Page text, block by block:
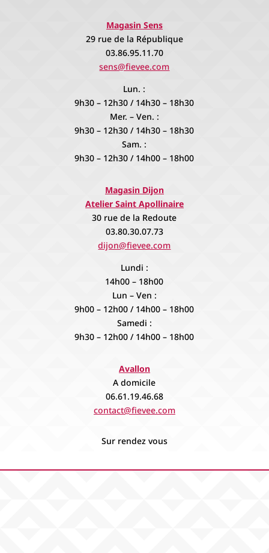
Magasin Sens
29 rue de la République
03.86.95.11.70
sens@fievee.com
Lun. :
9h30 – 12h30 / 14h30 – 18h30
Mer. – Ven. :
9h30 – 12h30 / 14h30 – 18h30
Sam. :
9h30 – 12h30 / 14h00 – 18h00
Magasin Dijon
Atelier Saint Apollinaire
30 rue de la Redoute
03.80.30.07.73
dijon@fievee.com
Lundi :
14h00 – 18h00
Lun – Ven :
9h00 – 12h00 / 14h00 – 18h00
Samedi :
9h30 – 12h00 / 14h00 – 18h00
Avallon
A domicile
06.61.19.46.68
contact@fievee.com
Sur rendez vous